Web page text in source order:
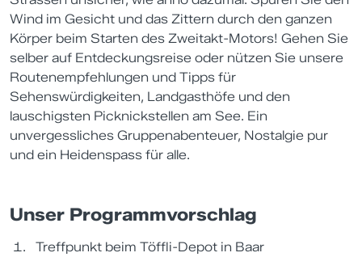
Wind im Gesicht und das Zittern durch den ganzen
Körper beim Starten des Zweitakt-Motors! Gehen Sie
selber auf Entdeckungsreise oder nützen Sie unsere
Routenempfehlungen und Tipps für
Sehenswürdigkeiten, Landgasthöfe und den
lauschigsten Picknickstellen am See. Ein
unvergessliches Gruppenabenteuer, Nostalgie pur
und ein Heidenspass für alle.
Unser Programmvorschlag
Treffpunkt beim Töffli-Depot in Baar